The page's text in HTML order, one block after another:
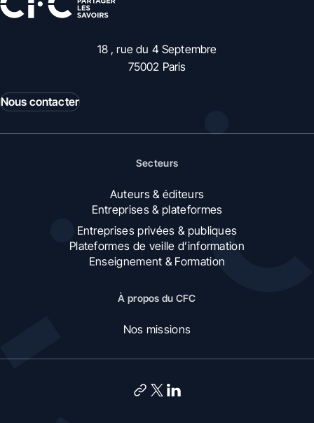
18 , rue du 4 Septembre
75002 Paris
Nous contacter
Secteurs
Auteurs & éditeurs
Entreprises & plateformes
Entreprises privées & publiques
Plateformes de veille d’information
Enseignement & Formation
À propos du CFC
Nos missions